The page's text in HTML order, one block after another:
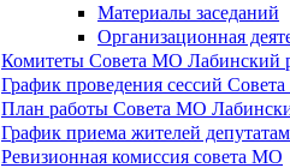
Материалы заседаний
Организационная
Комитеты Совета МО Лабинский
График проведения сессий
План работы Совета МО
График приема жителей
Ревизионная комиссия совета МО